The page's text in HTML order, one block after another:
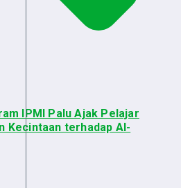
IPMI Palu Ajak Pelajar
Kecintaan terhadap Al-